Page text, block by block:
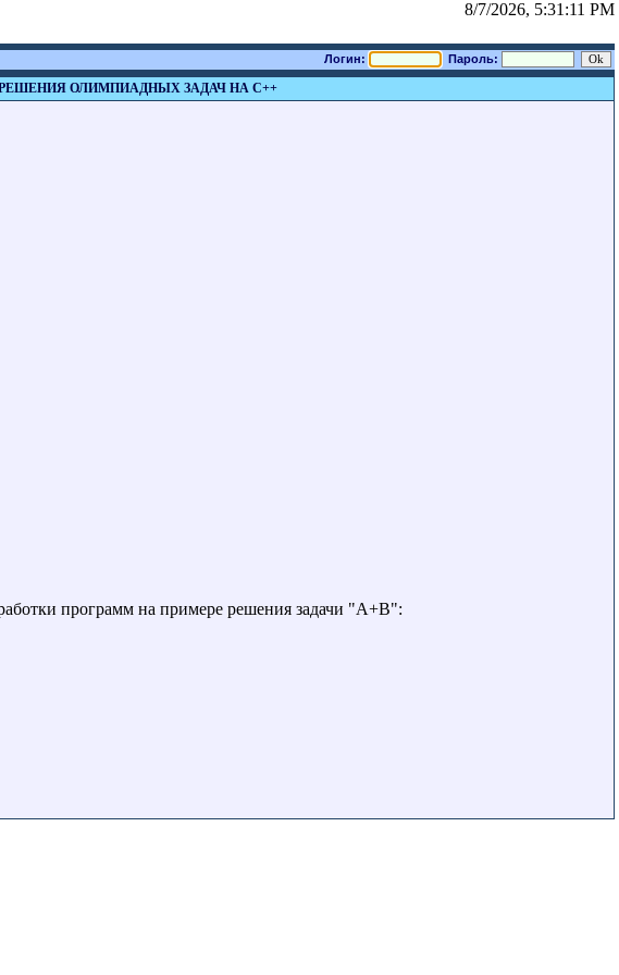
8/7/2026, 5:31:11 PM
Логин: Пароль:
ОЛИМПИАДНЫХ ЗАДАЧ НА С++
программ на примере решения задачи "A+B":